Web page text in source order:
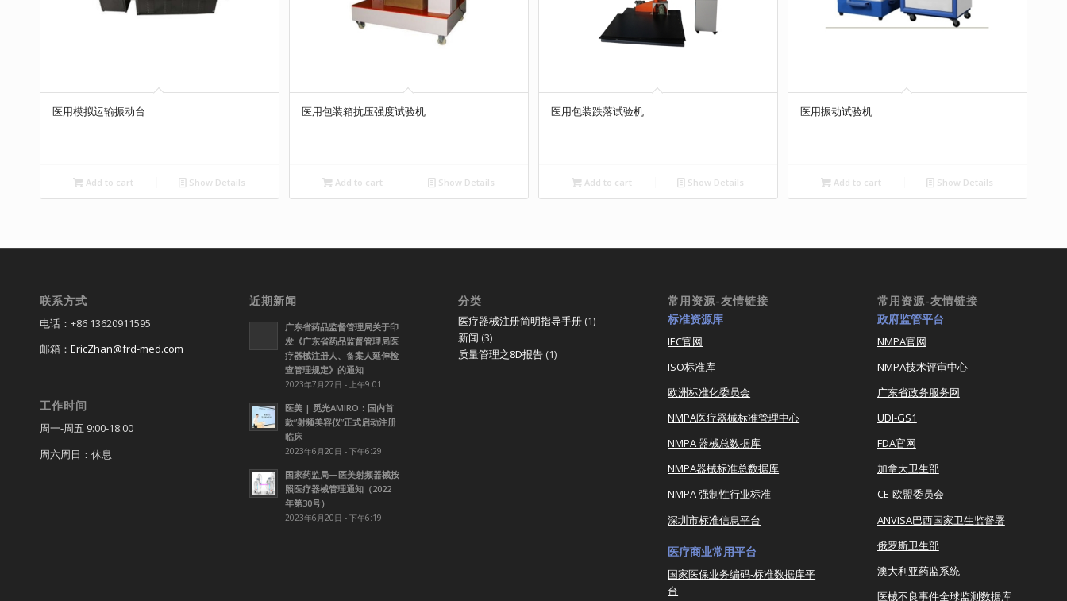
医用模拟运输振动台
Add to cart Show Details
医用包装箱抗压强度试验机
Add to cart Show Details
医用包装跌落试验机
Add to cart Show Details
医用振动试验机
Add to cart Show Details
联系方式
电话：+86 13620911595
邮箱： EricZhan@frd-med.com
工作时间
周一-周五 9:00-18:00
周六周日：休息
近期新闻
广东省药品监督管理局关于印
发《广东省药品监督管理局医
疗器械注册人、备案人延伸检
查管理规定》的通知
2023年7月27日 - 上午9:01
医美 | 觅光AMIRO：国内首
款”射频美容仪”正式启动注册
临床
2023年6月20日 - 下午6:29
国家药监局—医美射频器械按
照医疗器械管理通知（2022
年第30号）
2023年6月20日 - 下午6:19
分类
医疗器械注册简明指导手册 (1)
新闻 (3)
质量管理之8D报告 (1)
常用资源-友情链接
标准资源库
IEC官网
ISO标准库
欧洲标准化委员会
NMPA医疗器械标准管理中心
NMPA 器械总数据库
NMPA器械标准总数据库
NMPA 强制性行业标准
深圳市标准信息平台
医疗商业常用平台
国家医保业务编码-标准数据库平
台
常用资源-友情链接
政府监管平台
NMPA官网
NMPA技术评审中心
广东省政务服务网
UDI-GS1
FDA官网
加拿大卫生部
CE-欧盟委员会
ANVISA巴西国家卫生监督署
俄罗斯卫生部
澳大利亚药监系统
医械不良事件全球监测数据库